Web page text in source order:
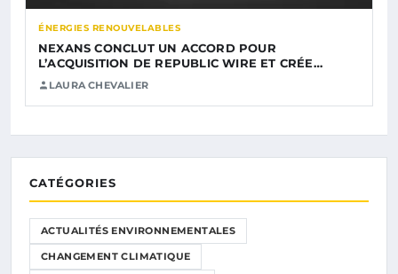
ÉNERGIES RENOUVELABLES
NEXANS CONCLUT UN ACCORD POUR
L’ACQUISITION DE REPUBLIC WIRE ET CRÉE…
LAURA CHEVALIER
CATÉGORIES
ACTUALITÉS ENVIRONNEMENTALES
CHANGEMENT CLIMATIQUE